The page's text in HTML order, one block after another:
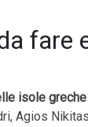
fare
isole
Agios